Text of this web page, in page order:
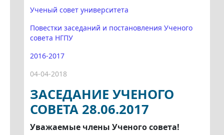
Ученый совет университета
Повестки заседаний и постановления Ученого
совета НГПУ
2016-2017
04-04-2018
ЗАСЕДАНИЕ УЧЕНОГО
СОВЕТА 28.06.2017
Уважаемые члены Ученого совета!